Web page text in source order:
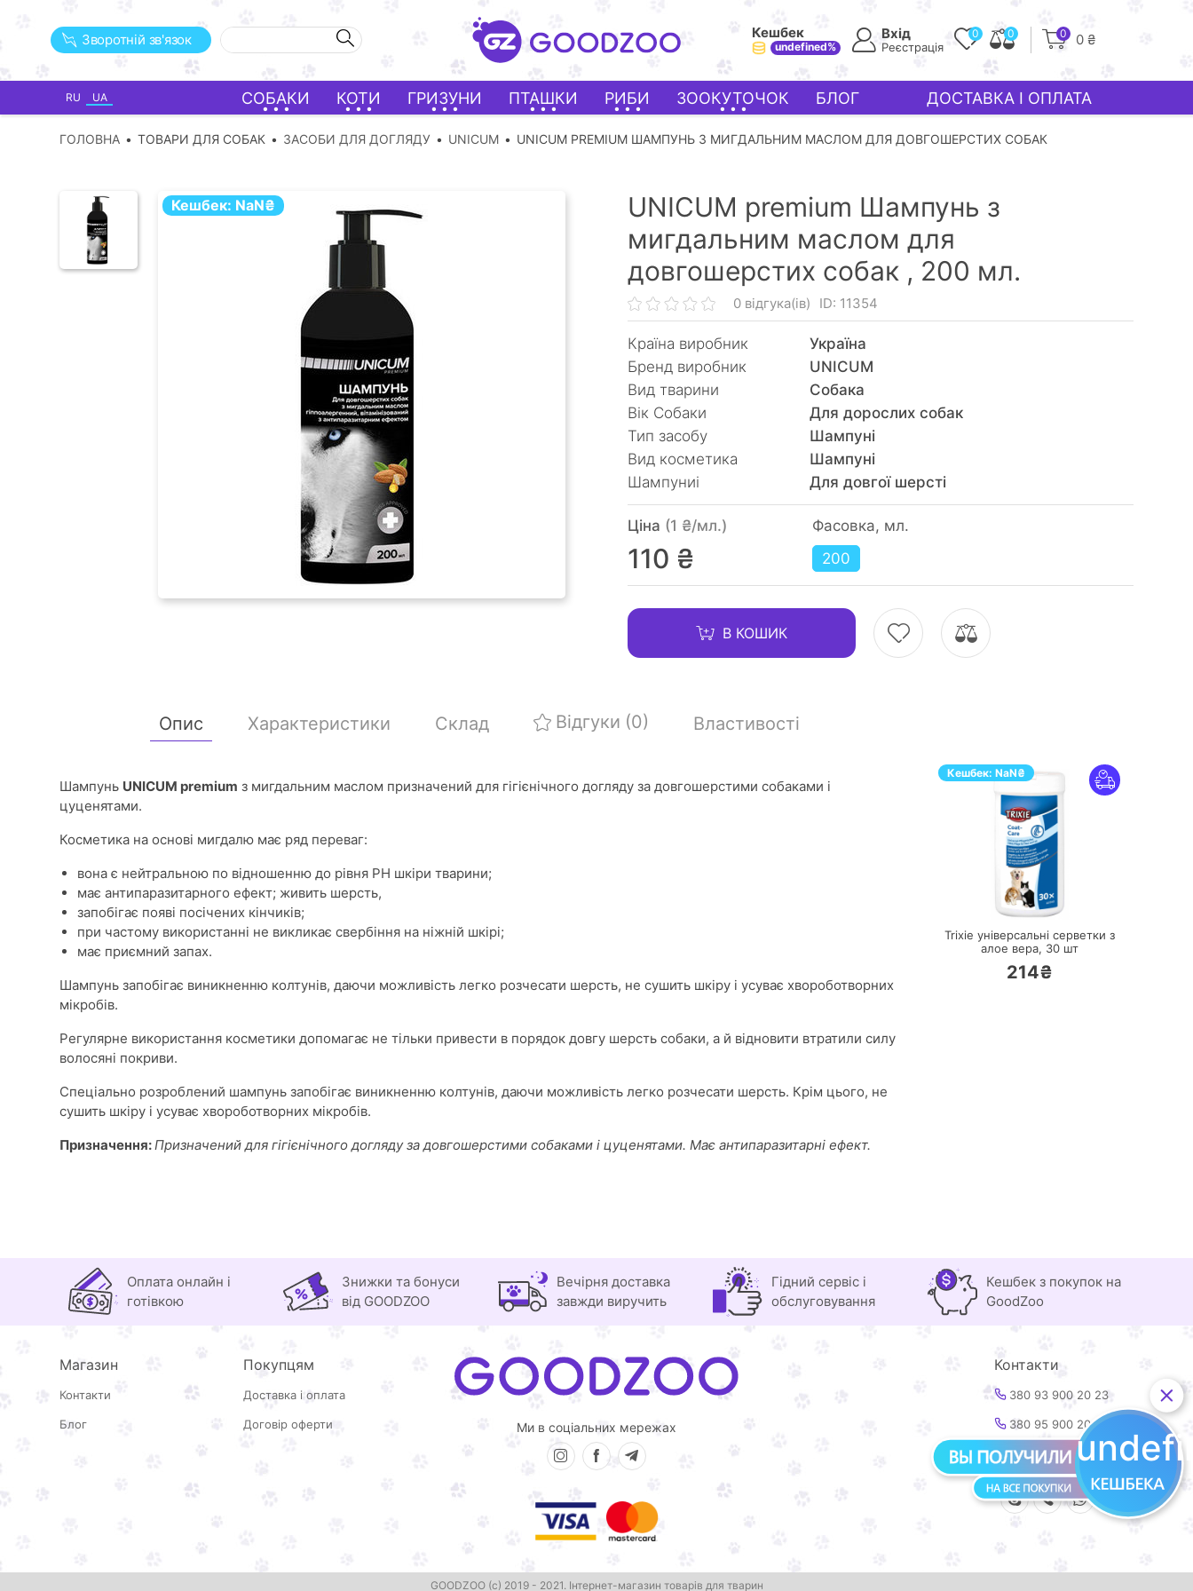
Зворотній зв'язок Кешбек
undefined%
Вхід
Реєстрація
0 0 0 0 ₴
RU UA СОБАКИ КОТИ ГРИЗУНИ ПТАШКИ РИБИ ЗООКУТОЧОК БЛОГ ДОСТАВКА І ОПЛАТА
ГОЛОВНА ТОВАРИ ДЛЯ СОБАК ЗАСОБИ ДЛЯ ДОГЛЯДУ UNICUM UNICUM PREMIUM ШАМПУНЬ З МИГДАЛЬНИМ МАСЛОМ ДЛЯ ДОВГОШЕРСТИХ СОБАК
Кешбек: NaN₴
UNICUM premium Шампунь з
мигдальним маслом для
довгошерстих собак , 200 мл.
0 відгука(ів) ID: 11354
Країна виробник
Україна
Бренд виробник
UNICUM
Вид тварини
Собака
Вік Собаки
Для дорослих собак
Тип засобу
Шампуні
Вид косметика
Шампуні
Шампуниі
Для довгої шерсті
Ціна (1 ₴/мл.)
110 ₴
Фасовка, мл.
200
В КОШИК
Опис Характеристики Склад Відгуки (0) Властивості
Шампунь UNICUM premium з мигдальним маслом призначений для гігієнічного догляду за довгошерстими собаками і
цуценятами.
Косметика на основі мигдалю має ряд переваг:
вона є нейтральною по відношенню до рівня РН шкіри тварини;
має антипаразитарного ефект; живить шерсть,
запобігає появі посічених кінчиків;
при частому використанні не викликає свербіння на ніжній шкірі;
має приємний запах.
Шампунь запобігає виникненню колтунів, даючи можливість легко розчесати шерсть, не сушить шкіру і усуває хвороботворних
мікробів.
Регулярне використання косметики допомагає не тільки привести в порядок довгу шерсть собаки, а й відновити втратили силу
волосяні покриви.
Спеціально розроблений шампунь запобігає виникненню колтунів, даючи можливість легко розчесати шерсть. Крім цього, не
сушить шкіру і усуває хвороботворних мікробів.
Призначення:Призначений для гігієнічного догляду за довгошерстими собаками і цуценятами. Має антипаразитарні ефект.
Кешбек: NaN₴
ПЕРЕЙТИ
Trixie універсальні серветки з
алое вера, 30 шт
214₴
Оплата онлайн і
готівкою
Знижки та бонуси
від GOODZOO
Вечірня доставка
завжди виручить
Гідний сервіс і
обслуговування
Кешбек з покупок на
GoodZoo
Магазин
Контакти
Блог
Покупцям
Доставка і оплата
Договір оферти Ми в соціальних мережах
Контакти
380 93 900 20 23
380 95 900 20 23
info@goodzoo.com.ua
GOODZOO (с) 2019 - 2021. Інтернет-магазин товарів для тварин